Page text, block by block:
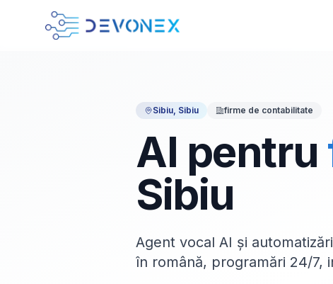
Sibiu, Sibiu firme de contabilitate
AI pentru
Sibiu
Agent vocal AI și
în română, programări 24/7,